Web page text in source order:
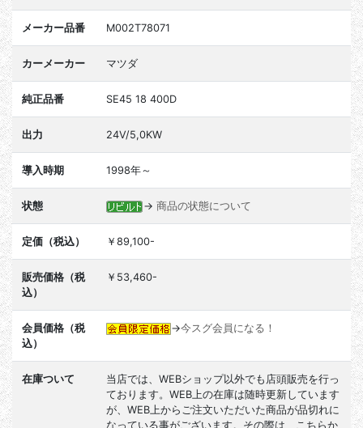
メーカー品番 M002T78071
カーメーカー マツダ
純正品番 SE45 18 400D
出力 24V/5,0KW
導入時期 1998年～
状態 → 商品の状態について
定価（税込） ￥89,100-
販売価格（税
込）
￥53,460-
会員価格（税
込）
→今スグ会員になる！
在庫ついて
当店では、WEBショップ以外でも店頭販売を行っ
ております。WEB上の在庫は随時更新しています
が、WEB上からご注文いただいた商品が品切れに
なっている事がございます。その際は、こちらか